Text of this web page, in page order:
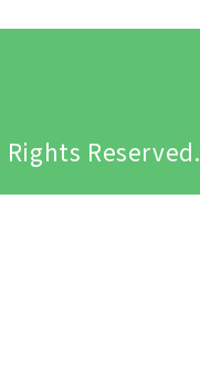
Rights Reserved.